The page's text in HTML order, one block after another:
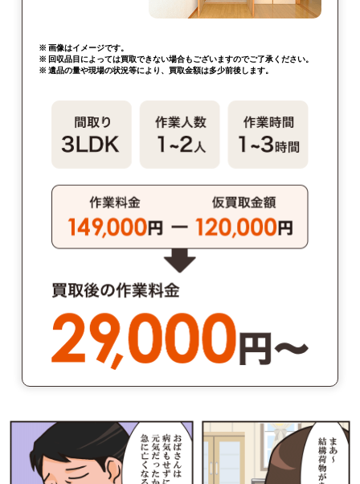
※ 画像はイメージです。
※ 回収品目によっては買取できない場合もございますのでご了承ください。
※ 遺品の量や現場の状況等により、買取金額は多少前後します。